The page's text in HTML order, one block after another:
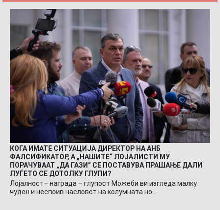
КОГА ИМАТЕ СИТУАЦИЈА ДИРЕКТОР НА АНБ
ФАЛСИФИКАТОР, А „НАШИТЕ“ ЛОЈАЛИСТИ МУ
ПОРАЧУВААТ „ДА ГАЗИ“ СЕ ПОСТАВУВА ПРАШАЊЕ ДАЛИ
ЛУЃЕТО СЕ ДОТОЛКУ ГЛУПИ?
Лојалност– награда – глупост Можеби ви изгледа малку
чуден и неспоив насловот на колумната но…